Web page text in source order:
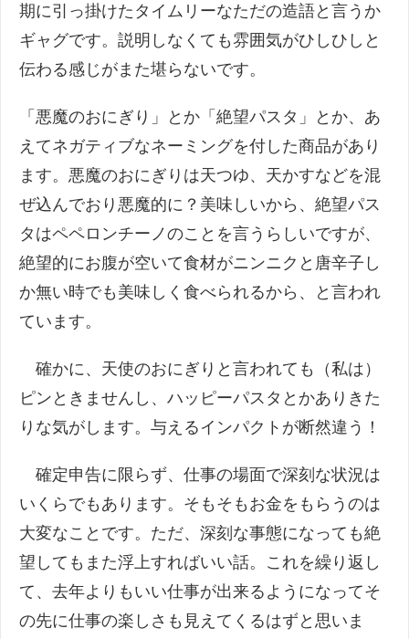
期に引っ掛けたタイムリーなただの造語と言うか
ギャグです。説明しなくても雰囲気がひしひしと
伝わる感じがまた堪らないです。
「悪魔のおにぎり」とか「絶望パスタ」とか、あ
えてネガティブなネーミングを付した商品があり
ます。悪魔のおにぎりは天つゆ、天かすなどを混
ぜ込んでおり悪魔的に？美味しいから、絶望パス
タはペペロンチーノのことを言うらしいですが、
絶望的にお腹が空いて食材がニンニクと唐辛子し
か無い時でも美味しく食べられるから、と言われ
ています。
確かに、天使のおにぎりと言われても（私は）
ピンときませんし、ハッピーパスタとかありきた
りな気がします。与えるインパクトが断然違う！
確定申告に限らず、仕事の場面で深刻な状況は
いくらでもあります。そもそもお金をもらうのは
大変なことです。ただ、深刻な事態になっても絶
望してもまた浮上すればいい話。これを繰り返し
て、去年よりもいい仕事が出来るようになってそ
の先に仕事の楽しさも見えてくるはずと思いま